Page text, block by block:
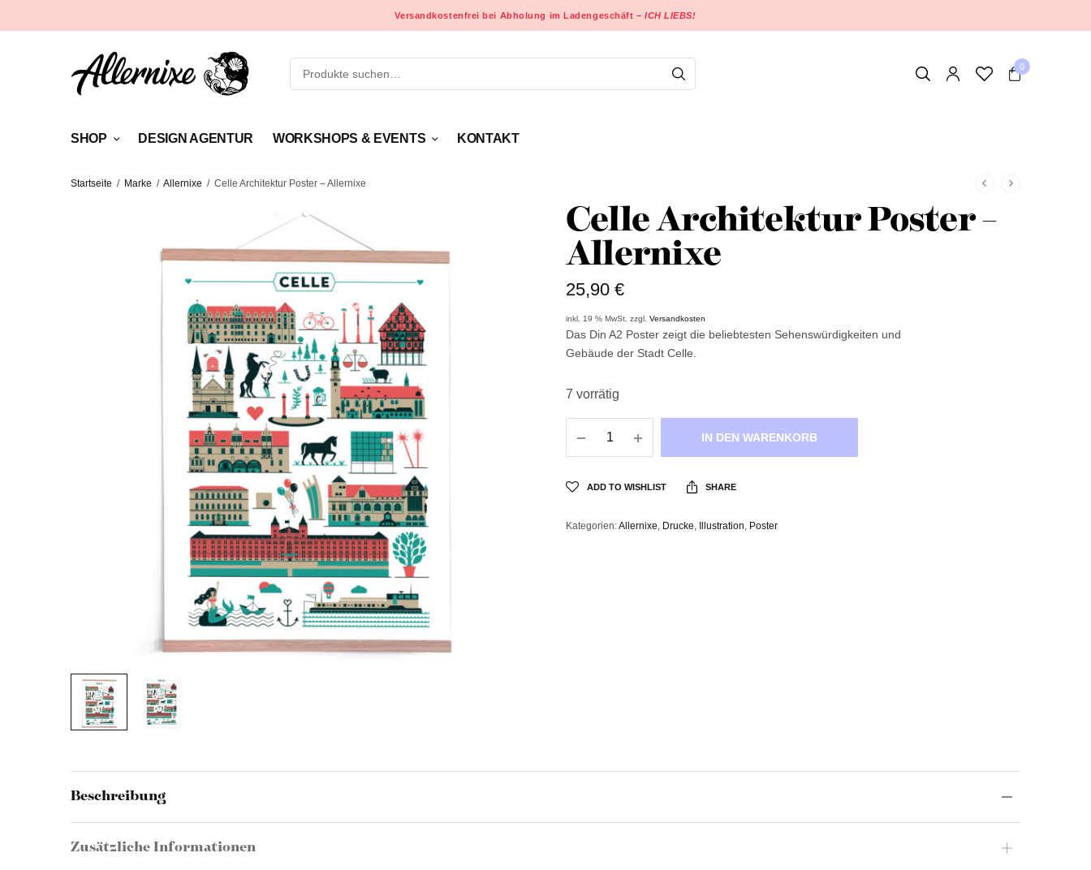
Versandkostenfrei bei Abholung im Ladengeschäft –ICH LIEBS!
0
SHOP DESIGN AGENTUR WORKSHOPS & EVENTS KONTAKT
Startseite / Marke / Allernixe / Celle Architektur Poster – Allernixe
Celle Architektur Poster –
Allernixe
25,90€
inkl. 19 % MwSt. zzgl.Versandkosten
Das Din A2 Poster zeigt die beliebtesten Sehenswürdigkeiten und
Gebäude der Stadt Celle.
7 vorrätig
IN DEN WARENKORB
ADD TO WISHLIST SHARE
Kategorien:Allernixe, Drucke, Illustration, Poster
Beschreibung
Zusätzliche Informationen